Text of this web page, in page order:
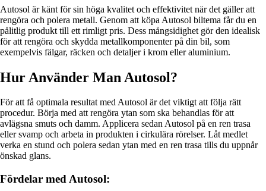
Autosol är känt för sin höga kvalitet och effektivitet när det gäller att
rengöra och polera metall. Genom att köpa Autosol biltema får du en
pålitlig produkt till ett rimligt pris. Dess mångsidighet gör den idealisk
för att rengöra och skydda metallkomponenter på din bil, som
exempelvis fälgar, räcken och detaljer i krom eller aluminium.
Hur Använder Man Autosol?
För att få optimala resultat med Autosol är det viktigt att följa rätt
procedur. Börja med att rengöra ytan som ska behandlas för att
avlägsna smuts och damm. Applicera sedan Autosol på en ren trasa
eller svamp och arbeta in produkten i cirkulära rörelser. Låt medlet
verka en stund och polera sedan ytan med en ren trasa tills du uppnår
önskad glans.
Fördelar med Autosol: